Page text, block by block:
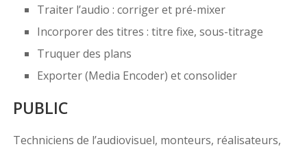
Traiter l’audio : corriger et pré-mixer
Incorporer des titres : titre fixe, sous-titrage
Truquer des plans
Exporter (Media Encoder) et consolider
PUBLIC
Techniciens de l’audiovisuel, monteurs, réalisateurs,